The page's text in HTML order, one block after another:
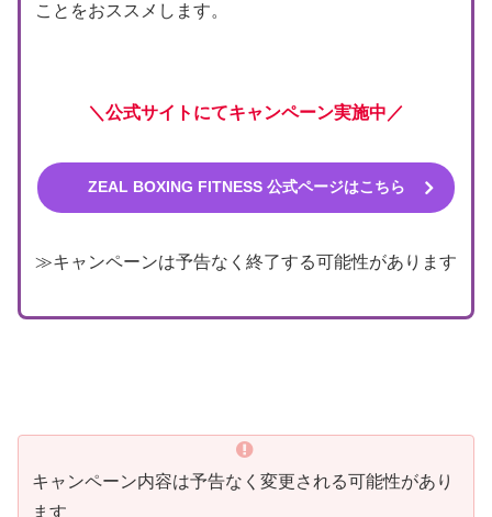
ことをおススメします。
＼公式サイトにてキャンペーン実施中／
ZEAL BOXING FITNESS 公式ページはこちら
≫キャンペーンは予告なく終了する可能性があります
キャンペーン内容は予告なく変更される可能性があり
ます